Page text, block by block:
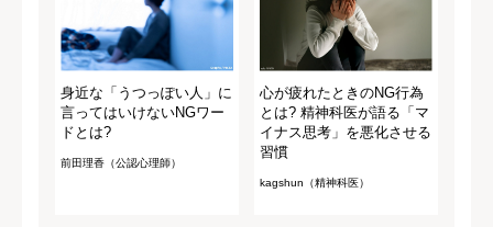
身近な「うつっぽい人」に
言ってはいけないNGワー
ドとは?
前田理香（公認心理師）
心が疲れたときのNG行為
とは? 精神科医が語る「マ
イナス思考」を悪化させる
習慣
kagshun（精神科医）